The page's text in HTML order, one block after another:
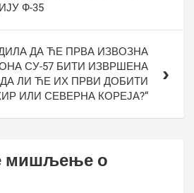
Ф-35
ДА ЋЕ ПРВА ИЗВОЗНА
СУ-57 БИТИ ИЗВРШЕНА
ЛИ ЋЕ ИХ ПРВИ ДОБИТИ
ИЛИ СЕВЕРНА КОРЕЈА?“
мишљење о